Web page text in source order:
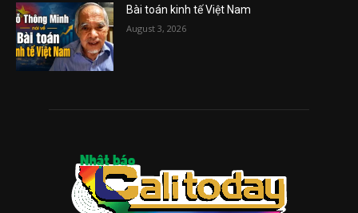
Bài toán kinh tế Việt Nam
August 3, 2026